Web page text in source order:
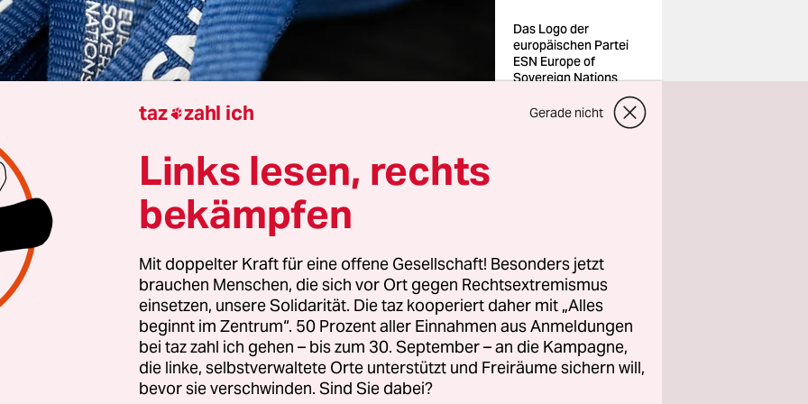
Das Logo der
europäischen Partei
ESN Europe of
Sovereign Nations
auf Schlüsselbändern
Foto: Sebastian
für europäische Parteien hat
mögliche Verstöße gegen EU-Grundwerte durch die
der AfD. Ein Schreiben der Behörde mit den vorliegenden
bei der EU-Kommission ein, wie ein Kommissionssprecher
dpa bestätigte. Auch das Europaparlament
der Mitgliedstaaten bekamen das Dokument.Zuvor hatte
AfD mitgegründete Organisation Europa der souveränen
taz zahl ich Gerade nicht
Links lesen, rechts
bekämpfen
Mit doppelter Kraft für eine offene Gesellschaft! Besonders jetzt
brauchen Menschen, die sich vor Ort gegen Rechtsextremismus
einsetzen, unsere Solidarität. Die taz kooperiert daher mit „Alles
beginnt im Zentrum“. 50 Prozent aller Einnahmen aus Anmeldungen
bei taz zahl ich gehen – bis zum 30. September – an die Kampagne,
die linke, selbstverwaltete Orte unterstützt und Freiräume sichern will,
bevor sie verschwinden. Sind Sie dabei?